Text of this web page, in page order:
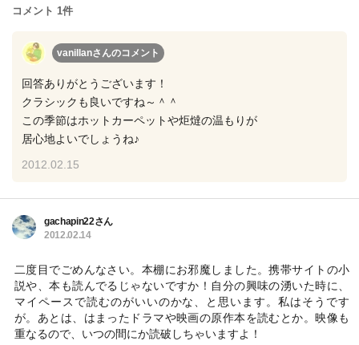
コメント 1件
vanillanさんのコメント
回答ありがとうございます！
クラシックも良いですね～＾＾
この季節はホットカーペットや炬燵の温もりが
居心地よいでしょうね♪
2012.02.15
gachapin22さん
2012.02.14
二度目でごめんなさい。本棚にお邪魔しました。携帯サイトの小
説や、本も読んでるじゃないですか！自分の興味の湧いた時に、
マイペースで読むのがいいのかな、と思います。私はそうです
が。あとは、はまったドラマや映画の原作本を読むとか。映像も
重なるので、いつの間にか読破しちゃいますよ！